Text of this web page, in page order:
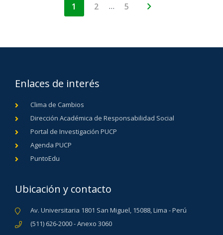
1 2 … 5
Enlaces de interés
Clima de Cambios
Dirección Académica de Responsabilidad Social
Portal de Investigación PUCP
Agenda PUCP
PuntoEdu
Ubicación y contacto
Av. Universitaria 1801 San Miguel, 15088, Lima - Perú
(511) 626-2000 - Anexo 3060